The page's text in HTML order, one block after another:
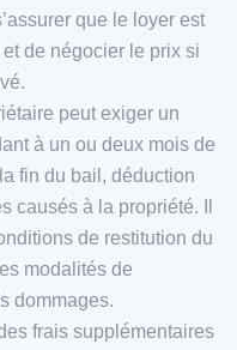
que le loyer est
de négocier le prix si
peut exiger un
à un ou deux mois de
fin du bail, déduction
causés à la propriété. Il
de restitution du
modalités de
dommages.
frais supplémentaires